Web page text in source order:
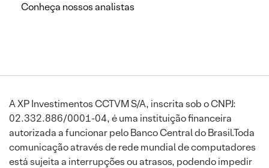
Conheça nossos analistas
A XP Investimentos CCTVM S/A, inscrita sob o CNPJ:
02.332.886/0001-04, é uma instituição financeira
autorizada a funcionar pelo Banco Central do Brasil.Toda
comunicação através de rede mundial de computadores
está sujeita a interrupções ou atrasos, podendo impedir